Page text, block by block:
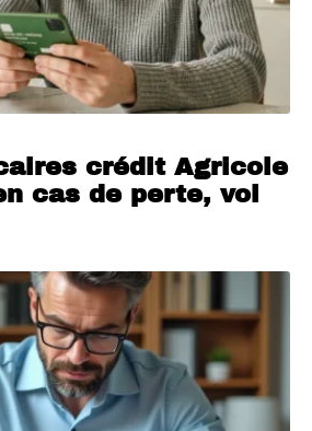
crédit Agricole
cas de perte, vol